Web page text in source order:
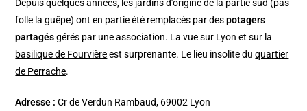
Depuis quelques années, les jardins d’origine de la partie sud (pas
folle la guêpe) ont en partie été remplacés par despotagers
partagésgérés par une association. La vue sur Lyon et sur la
basilique de Fourvièreest surprenante. Le lieu insolite duquartier
de Perrache.
Adresse :Cr de Verdun Rambaud, 69002 Lyon